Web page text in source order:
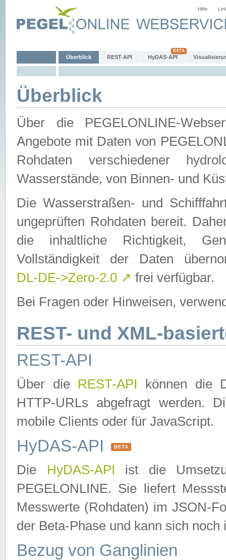
Hilfe
Überblick REST-API HyDAS-API
Überblick
Über die PEGELONLINE-
Angebote mit Daten von
Rohdaten verschiedener
Wasserstände, von Binnen- und
Die Wasserstraßen- und
ungeprüften Rohdaten bereit.
die inhaltliche Richtigkeit,
Vollständigkeit der Daten
DL-DE->Zero-2.0 ↗ frei verfügbar.
Bei Fragen oder Hinweisen,
REST- und XML-
REST-API
Über die REST-API können die
HTTP-URLs abgefragt werden.
mobile Clients oder für JavaScript.
HyDAS-API BETA
Die HyDAS-API ist die
PEGELONLINE. Sie liefert
Messwerte (Rohdaten) im JSON-
der Beta-Phase und kann sich noch
Bezug von Ganglinien